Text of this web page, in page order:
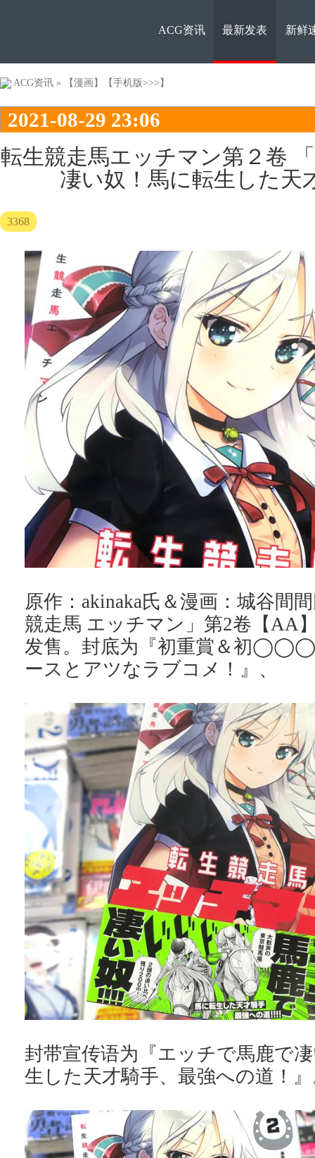
ACG资
ACG资讯 最新发表 新鲜
ACG资讯 » 【漫画】 【手机版>>>】
2021-08-29 23:06
転生競走馬エッチマン第２卷
凄い奴！馬に転生した天
3368
原作：akinaka氏＆漫画：城谷間
競走馬 エッチマン」第2卷【AA
发售。封底为『初重賞＆初◯◯◯
ースとアツなラブコメ！』、
封带宣传语为『エッチで馬鹿で
生した天才騎手、最強への道！